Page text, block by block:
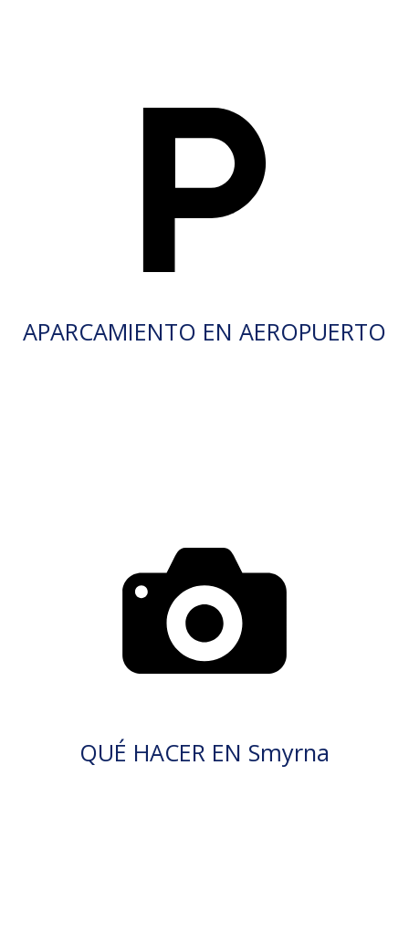
APARCAMIENTO EN AEROPUERTO
QUÉ HACER EN Smyrna